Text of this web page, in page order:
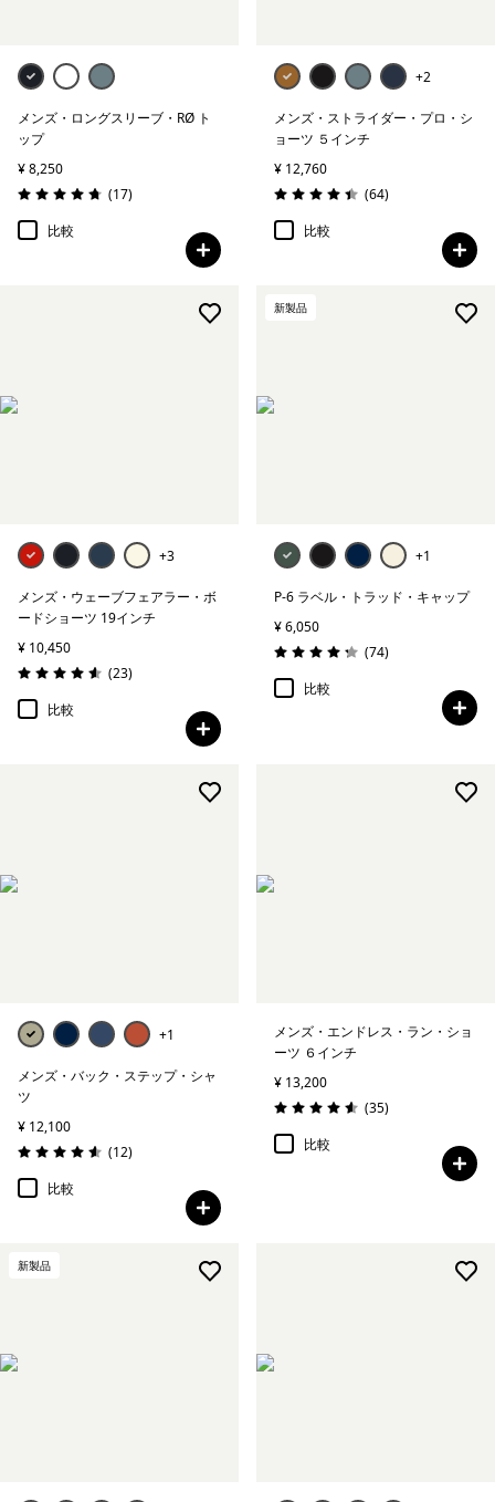
メンズ・ロングスリーブ・RØ ト
ップ
¥ 8,250
評価: 4.7 / 5
(17レビュー
)
比較
+2
メンズ・ストライダー・プロ・シ
ョーツ ５インチ
¥ 12,760
評価: 4.5 / 5
(64レビュー
)
比較
+3
メンズ・ウェーブフェアラー・ボ
ードショーツ 19インチ
¥ 10,450
評価: 4.6 / 5
(23レビュー
)
比較
新製品
+1
P-6 ラベル・トラッド・キャップ
¥ 6,050
評価: 4.3 / 5
(74レビュー
)
比較
+1
メンズ・バック・ステップ・シャ
ツ
¥ 12,100
評価: 4.6 / 5
(12レビュー
)
比較
メンズ・エンドレス・ラン・ショ
ーツ ６インチ
¥ 13,200
評価: 4.6 / 5
(35レビュー
)
比較
新製品